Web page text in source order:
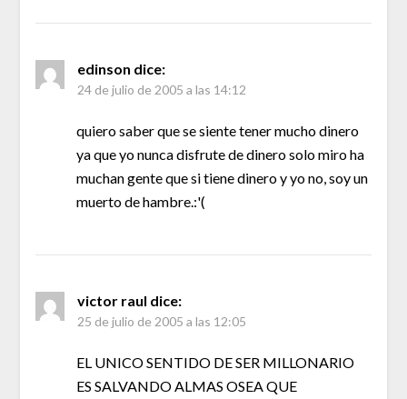
edinson dice:
24 de julio de 2005 a las 14:12
quiero saber que se siente tener mucho dinero
ya que yo nunca disfrute de dinero solo miro ha
muchan gente que si tiene dinero y yo no, soy un
muerto de hambre.:'(
victor raul dice:
25 de julio de 2005 a las 12:05
EL UNICO SENTIDO DE SER MILLONARIO
ES SALVANDO ALMAS OSEA QUE